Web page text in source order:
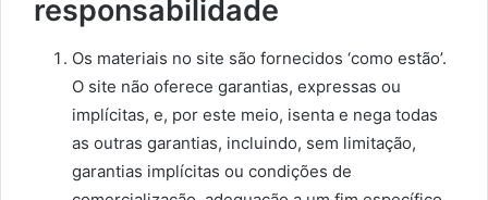
responsabilidade
Os materiais no site são fornecidos ‘como estão’.
O site não oferece garantias, expressas ou
implícitas, e, por este meio, isenta e nega todas
as outras garantias, incluindo, sem limitação,
garantias implícitas ou condições de